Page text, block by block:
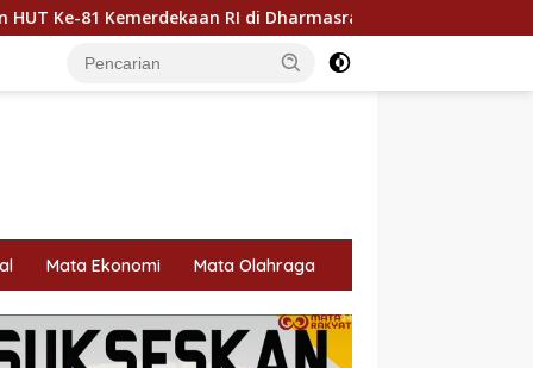
RI di Dharmasraya Dharmasraya Utus Hj. Egi
Mata Ekonomi Mata Olahraga